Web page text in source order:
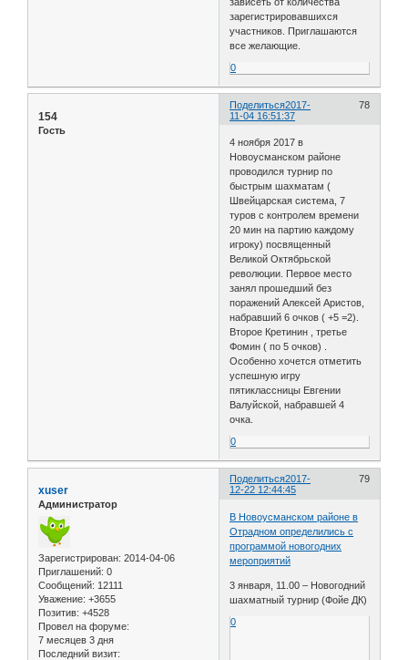
зарегистрировавшихся
участников. Приглашаются
все желающие.
0
Поделиться 78
2017-
11-04 16:51:37
154
Гость
4 ноября 2017 в
Новоусманском районе
проводился турнир по
быстрым шахматам (
Швейцарская система, 7
туров с контролем времени
20 мин на партию каждому
игроку) посвященный
Великой Октябрьской
революции. Первое место
занял прошедший без
поражений Алексей Аристов,
набравший 6 очков ( +5 =2).
Второе Кретинин , третье
Фомин ( по 5 очков) .
Особенно хочется отметить
успешную игру
пятиклассницы Евгении
Валуйской, набравшей 4
очка.
0
Поделиться 79
2017-
12-22 12:44:45
xuser
Администратор
Зарегистрирован: 2014-04-06
Приглашений: 0
Сообщений: 12111
Уважение: +3655
Позитив: +4528
Провел на форуме:
7 месяцев 3 дня
Последний визит:
В Новоусманском районе в
Отрадном определились с
программой новогодних
мероприятий
3 января, 11.00 – Новогодний
шахматный турнир (Фойе ДК)
0